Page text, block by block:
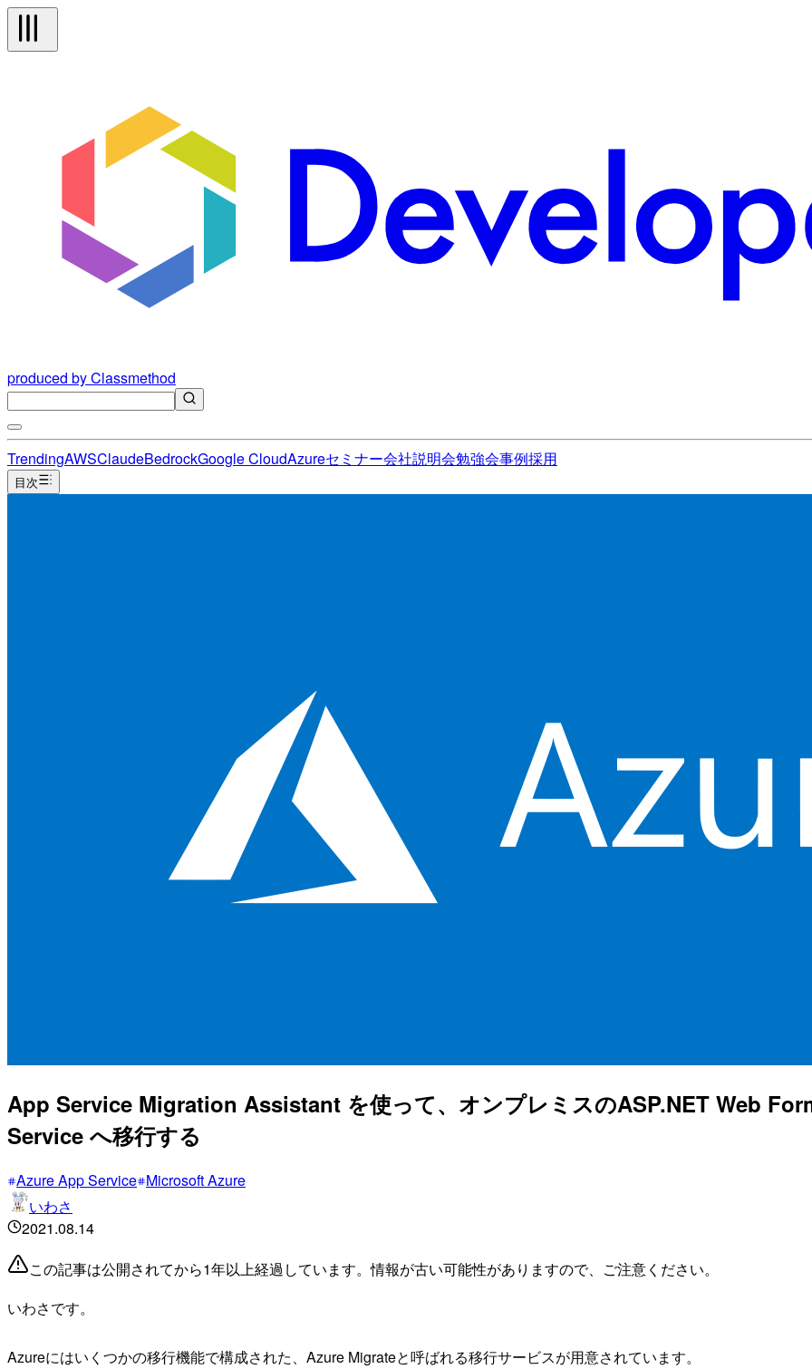
produced by Classmethod
TrendingAWSClaudeBedrockGoogle CloudAzureセミナー会社説明会勉強会事例採用
目次
App Service Migration Assistant を使って、オンプレミスのASP.​NET Web
Service へ移行する
Azure App Service Microsoft Azure
いわさ
2021.08.14
この記事は公開されてから1年以上経過しています。情報が古い可能性がありますので、ご注意ください。
いわさです。
Azureにはいくつかの移行機能で構成された、Azure Migrateと呼ばれる移行サービスが用意されています。